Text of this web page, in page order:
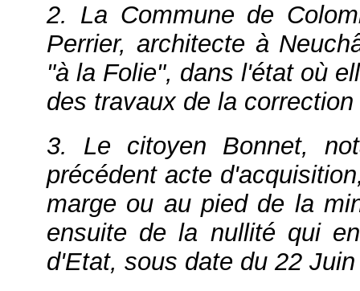
2. La Commune de
Perrier, architecte à
"à la Folie", dans l'état où
des travaux de la
3. Le citoyen Bonnet,
précédent acte
marge ou au pied de la
ensuite de la nullité qui
d'Etat, sous date du 22